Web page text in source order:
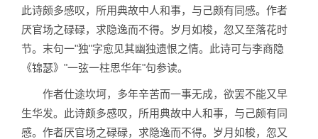
此诗颇多感叹，所用典故中人和事，与己颇有同感。作者
厌官场之碌碌，求隐逸而不得。岁月如梭，忽又至落花时
节。末句一"独"字愈见其幽独遗恨之情。此诗可与李商隐
《锦瑟》"一弦一柱思华年"句参读。
作者仕途坎坷，多年辛苦而一事无成，欲罢不能又早
生华发。此诗颇多感叹，所用典故中人和事，与己颇有同
感。作者厌官场之碌碌，求隐逸而不得。岁月如梭，忽又